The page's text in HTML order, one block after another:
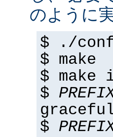
のように
$ ./
$ make
$
$
$